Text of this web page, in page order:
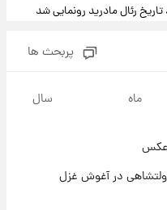
رئال مادرید رونمایی شد
خواهند بود؟
و سرگیف با اعداد ویژه
پربحث ها
ماه سال
عکس
در آغوش غزل